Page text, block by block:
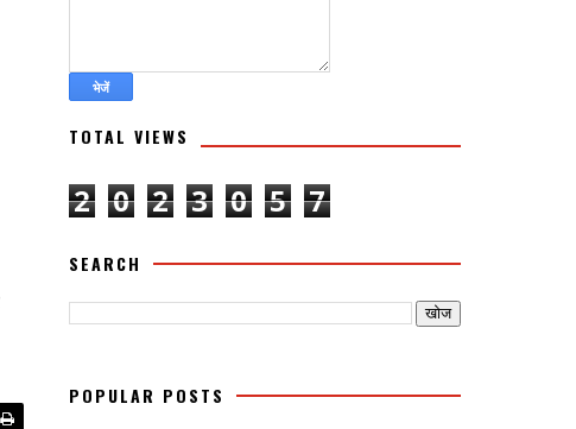
TOTAL VIEWS
2 0 2 3 0 5 7
SEARCH
POPULAR POSTS